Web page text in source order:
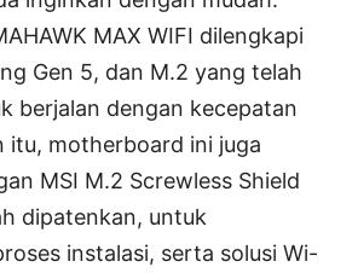
MAX WIFI dilengkapi
Gen 5, dan M.2 yang telah
berjalan dengan kecepatan
itu, motherboard ini juga
MSI M.2 Screwless Shield
dipatenkan, untuk
instalasi, serta solusi Wi-